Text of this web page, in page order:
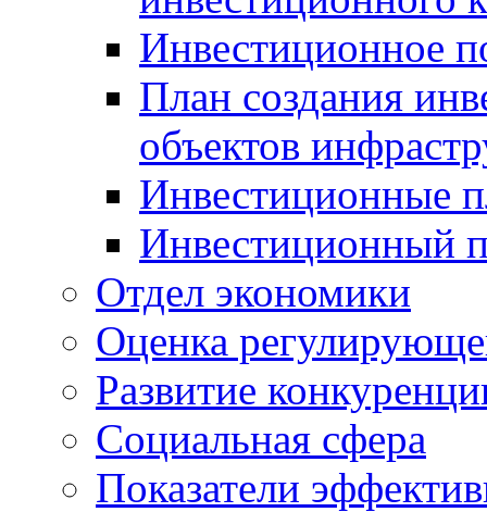
Инвестиционное
План создания
объектов
Инвестиционные
Инвестиционный
Отдел экономики
Оценка
Развитие
Социальная сфера
Показатели